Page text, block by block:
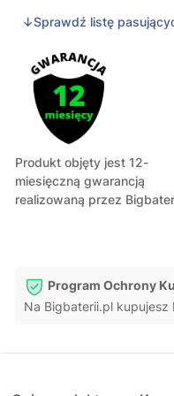
↓Sprawdź listę
Produkt objęty jest 12-
miesięczną gwarancją
realizowaną przez
Program Ochrony
Na Bigbaterii.pl kupujesz